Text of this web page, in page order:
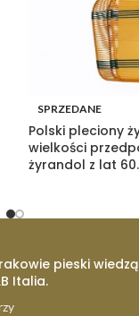
SPRZEDANE
Polski pleciony
wielkości
żyrandol z lat 60.
pieski
Italia.